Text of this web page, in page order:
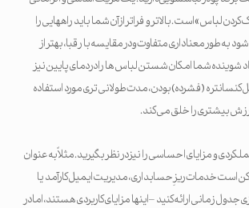
لباس» است. بالاتر و فراتر از آن شما باید راههایی را
به طور معناداری متفاوت و در مقایسه با رقبا، بهتر از
شوینده شما امکان شستن لباس ها را در دمای پایین نیز
کنسانتره (فشرده) بودن، مدت طولانی تری مورد استفاده
ارزش بیشتری را خلق می کند.
و مزایای احساسی را نیز در نظر بگیرید. مثلاً به عنوان
است خدمات ریزِ حسابداری، مدیریت ایمیل کارآمد یا
زمانی ارائه کنید – اینها مزایای کاربردی هستند، اما در